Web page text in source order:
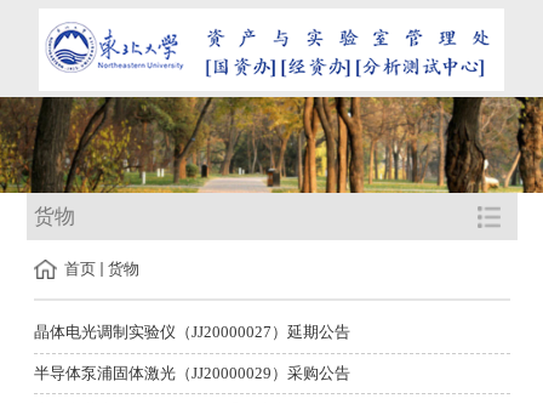
货物
首页 货物
晶体电光调制实验仪（JJ20000027）延期公告
半导体泵浦固体激光（JJ20000029）采购公告